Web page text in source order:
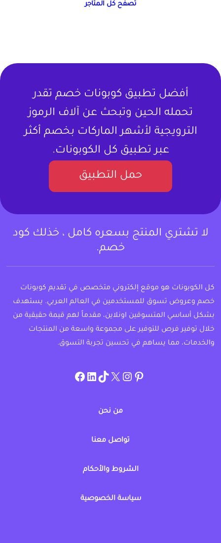
تصفح كل المتاجر
أفضل تطبيق كوبونات خصم تقدر
تحمله الحين وتبحث عن آلاف الرموز
الترويجية لأشهر الماركات بخصم أكثر
عبر تطبيق كل الكوبونات.
حمل التطبيق
لا تشتري المنتج بسعره كامل ، خذلك كود
خصم.
كل الكوبونات هو موقع إلكتروني متخصص في تقديم كوبونات
خصم وعروض تسوق للمستخدمين في العالم العربي. يستهدف
بشكل أساسي المتسوقين اونلاين، مقدماً لهم قيمة حقيقية من
خلال توفير فرص للتوفير على مجموعة واسعة من المنتجات
والخدمات، مما يساهم في تحسين تجربة التسوق.
pinterest
allcouponat
twitter
TikTok
linkedin
facebook
من نحن
تواصل معنا
الشروط والأحكام
سياسة الخصوصية